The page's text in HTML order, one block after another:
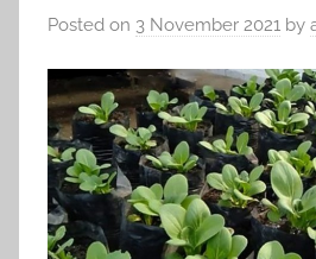
Posted on 3 November 2021 by